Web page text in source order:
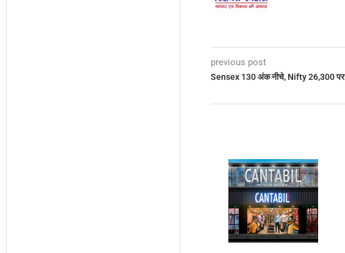
previous post
Sensex 130 अंक नीचे, Nifty 26,300 पर